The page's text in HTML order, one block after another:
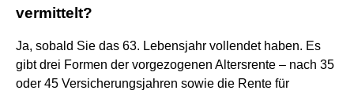
vermittelt?
Ja, sobald Sie das 63. Lebensjahr vollendet haben. Es
gibt drei Formen der vorgezogenen Altersrente – nach 35
oder 45 Versicherungsjahren sowie die Rente für